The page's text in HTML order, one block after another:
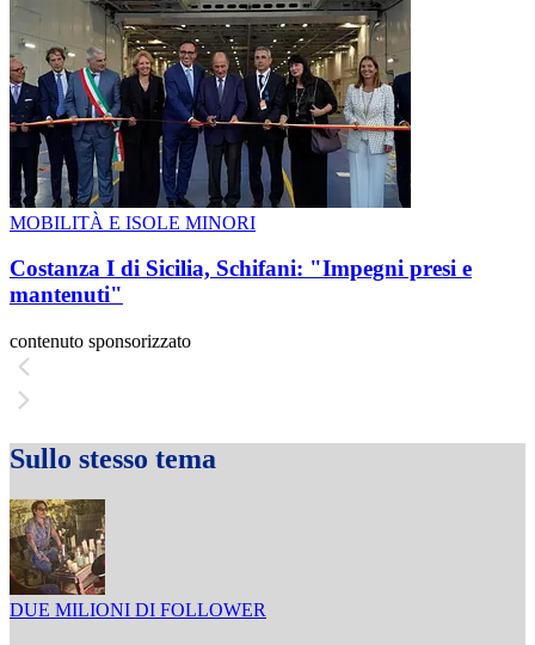
MOBILITÀ E ISOLE MINORI
Costanza I di Sicilia, Schifani: "Impegni presi e
mantenuti"
contenuto sponsorizzato
Sullo stesso tema
DUE MILIONI DI FOLLOWER